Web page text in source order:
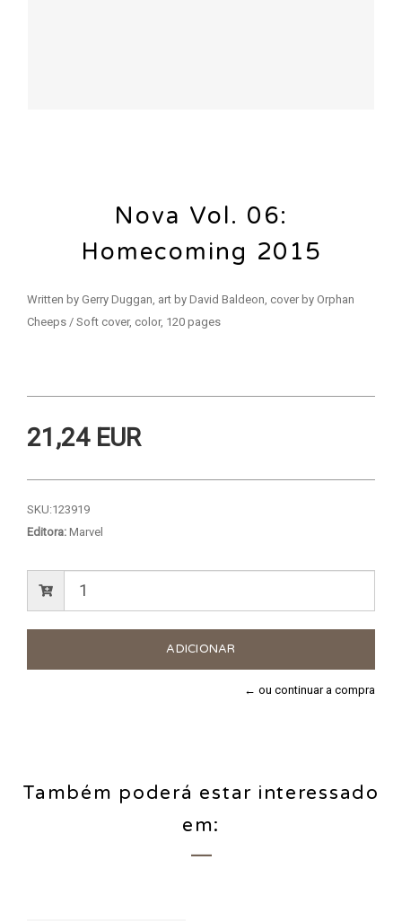
Nova Vol. 06:
Homecoming 2015
Written by Gerry Duggan, art by David Baldeon, cover by Orphan
Cheeps / Soft cover, color, 120 pages
21,24 EUR
SKU:123919
Editora: Marvel
← ou continuar a compra
Também poderá estar interessado
em: